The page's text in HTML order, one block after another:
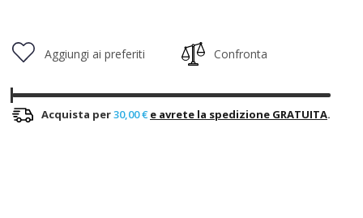
Aggiungi ai preferiti Confronta
Acquista per30,00 € e avrete la spedizione GRATUITA.